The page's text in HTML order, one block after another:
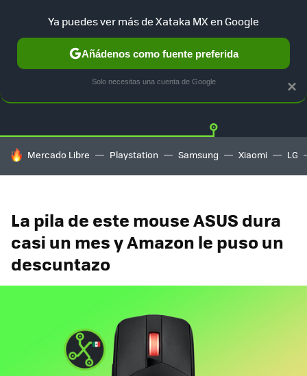
GUÍA DE COMPRAS MERCADO LIBRE
HOY SE HABLA DE
Mercado Libre Playstation Samsung Xiaomi LG
La pila de este mouse ASUS dura
casi un mes y Amazon le puso un
descuntazo
×
Ya puedes ver más de Xataka MX en Google
Añádenos como fuente preferida
Solo necesitas una cuenta de Google